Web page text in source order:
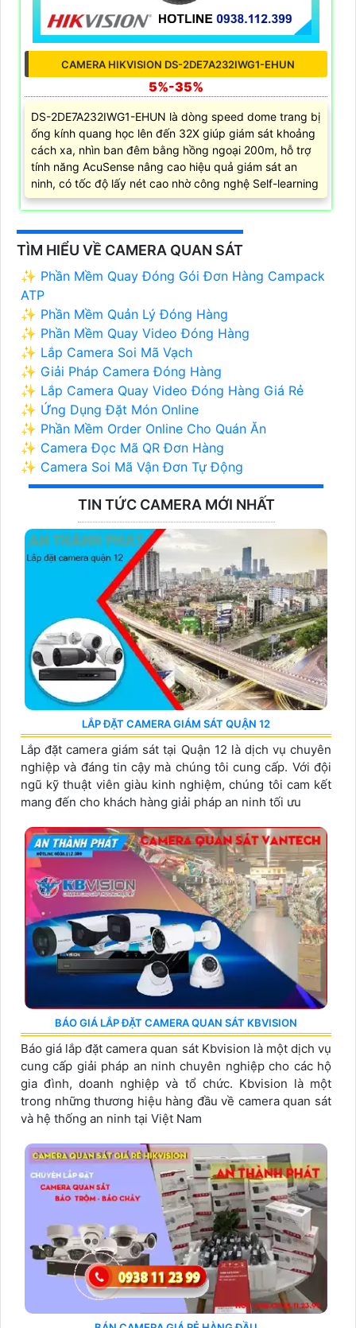
CAMERA HIKVISION DS-2DE7A232IWG1-EHUN
5%-35%
DS-2DE7A232IWG1-EHUN là dòng speed dome trang bị
ống kính quang học lên đến 32X giúp giám sát khoảng
cách xa, nhìn ban đêm bằng hồng ngoại 200m, hỗ trợ
tính năng AcuSense nâng cao hiệu quả giám sát an
ninh, có tốc độ lấy nét cao nhờ công nghệ Self-learning
TÌM HIỂU VỀ CAMERA QUAN SÁT
✨ Phần Mềm Quay Đóng Gói Đơn Hàng Campack
ATP
✨ Phần Mềm Quản Lý Đóng Hàng
✨ Phần Mềm Quay Video Đóng Hàng
✨ Lắp Camera Soi Mã Vạch
✨ Giải Pháp Camera Đóng Hàng
✨ Lắp Camera Quay Video Đóng Hàng Giá Rẻ
✨ Ứng Dụng Đặt Món Online
✨ Phần Mềm Order Online Cho Quán Ăn
✨ Camera Đọc Mã QR Đơn Hàng
✨ Camera Soi Mã Vận Đơn Tự Động
TIN TỨC CAMERA MỚI NHẤT
LẮP ĐẶT CAMERA GIÁM SÁT QUẬN 12
Lắp đặt camera giám sát tại Quận 12 là dịch vụ chuyên
nghiệp và đáng tin cậy mà chúng tôi cung cấp. Với đội
ngũ kỹ thuật viên giàu kinh nghiệm, chúng tôi cam kết
mang đến cho khách hàng giải pháp an ninh tối ưu
BÁO GIÁ LẮP ĐẶT CAMERA QUAN SÁT KBVISION
Báo giá lắp đặt camera quan sát Kbvision là một dịch vụ
cung cấp giải pháp an ninh chuyên nghiệp cho các hộ
gia đình, doanh nghiệp và tổ chức. Kbvision là một
trong những thương hiệu hàng đầu về camera quan sát
và hệ thống an ninh tại Việt Nam